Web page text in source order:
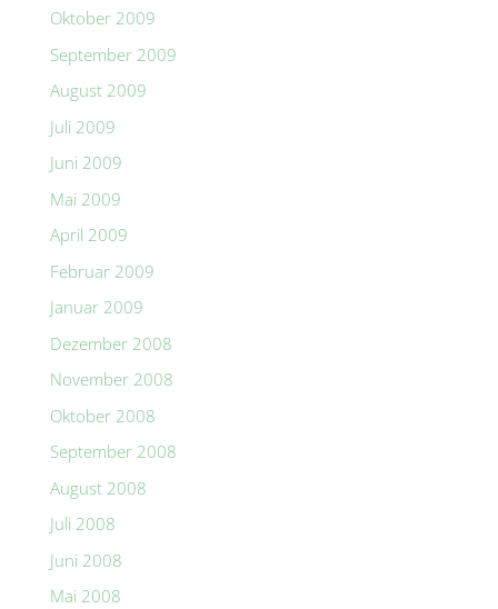
Oktober 2009
September 2009
August 2009
Juli 2009
Juni 2009
Mai 2009
April 2009
Februar 2009
Januar 2009
Dezember 2008
November 2008
Oktober 2008
September 2008
August 2008
Juli 2008
Juni 2008
Mai 2008